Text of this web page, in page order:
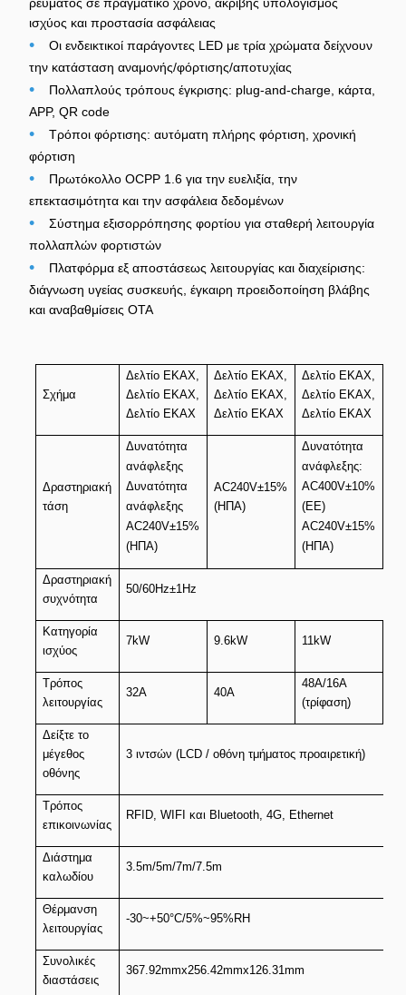
ισχύος και προστασία ασφάλειας
•
Οι ενδεικτικοί παράγοντες LED με τρία χρώματα δείχνουν
την κατάσταση αναμονής/φόρτισης/αποτυχίας
•
Πολλαπλούς τρόπους έγκρισης: plug-and-charge, κάρτα,
APP, QR code
•
Τρόποι φόρτισης: αυτόματη πλήρης φόρτιση, χρονική
φόρτιση
•
Πρωτόκολλο OCPP 1.6 για την ευελιξία, την
επεκτασιμότητα και την ασφάλεια δεδομένων
•
Σύστημα εξισορρόπησης φορτίου για σταθερή λειτουργία
πολλαπλών φορτιστών
•
Πλατφόρμα εξ αποστάσεως λειτουργίας και διαχείρισης:
διάγνωση υγείας συσκευής, έγκαιρη προειδοποίηση βλάβης
και αναβαθμίσεις OTA
Σχήμα
Δελτίο ΕΚΑΧ,
Δελτίο ΕΚΑΧ,
Δελτίο ΕΚΑΧ
Δελτίο ΕΚΑΧ,
Δελτίο ΕΚΑΧ,
Δελτίο ΕΚΑΧ
Δελτίο ΕΚΑΧ,
Δελτίο ΕΚΑΧ,
Δελτίο ΕΚΑΧ
Δραστηριακή
τάση
Δυνατότητα
ανάφλεξης
Δυνατότητα
ανάφλεξης
AC240V±15%
(ΗΠΑ)
AC240V±15%
(ΗΠΑ)
Δυνατότητα
ανάφλεξης:
AC400V±10%
(ΕΕ)
AC240V±15%
(ΗΠΑ)
Δραστηριακή
συχνότητα
50/60Hz±1Hz
Κατηγορία
ισχύος
7kW 9.6kW 11kW
Τρόπος
λειτουργίας
32Α 40Α
48A/16A
(τρίφαση)
Δείξτε το
μέγεθος
οθόνης
3 ιντσών (LCD / οθόνη τμήματος προαιρετική)
Τρόπος
επικοινωνίας
RFID, WIFI και Bluetooth, 4G, Ethernet
Διάστημα
καλωδίου
3.5m/5m/7m/7.5m
Θέρμανση
λειτουργίας
-30~+50°C/5%~95%RH
Συνολικές
διαστάσεις
367.92mmx256.42mmx126.31mm